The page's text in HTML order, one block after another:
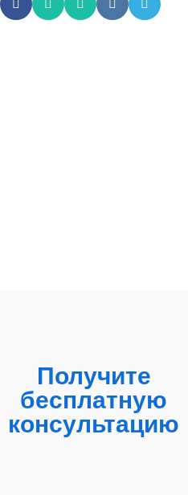
Получите
бесплатную
консультацию